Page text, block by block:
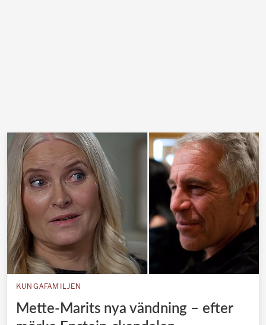
KUNGAFAMILJEN
Mette-Marits nya vändning – efter